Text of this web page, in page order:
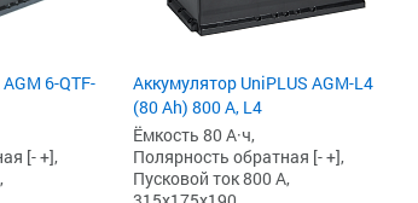
6-QTF-
[- +],
Аккумулятор UniPLUS AGM-L4
(80 Ah) 800 А, L4
Ёмкость 80 А·ч,
Полярность обратная [- +],
Пусковой ток 800 А,